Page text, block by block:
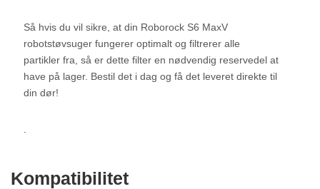
Så hvis du vil sikre, at din Roborock S6 MaxV
robotstøvsuger fungerer optimalt og filtrerer alle
partikler fra, så er dette filter en nødvendig reservedel at
have på lager. Bestil det i dag og få det leveret direkte til
din dør!
.
Kompatibilitet